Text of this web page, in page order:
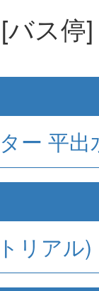
ス停
ー 平出
リアル)